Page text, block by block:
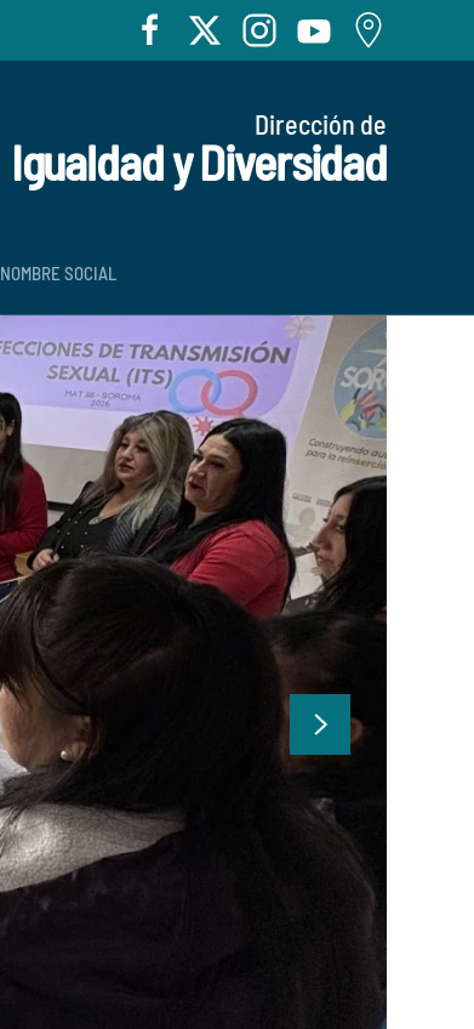
Dirección de
Igualdad y Diversidad
NOMBRE SOCIAL